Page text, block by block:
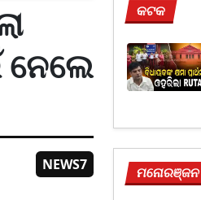
NEWS7
କଟକ
ମନୋରଞ୍ଜନ